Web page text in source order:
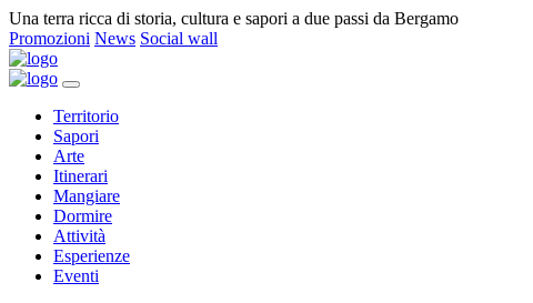
Una terra ricca di storia, cultura e sapori a due passi da Bergamo
Promozioni News Social wall
Territorio
Sapori
Arte
Itinerari
Mangiare
Dormire
Attività
Esperienze
Eventi